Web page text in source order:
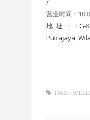
/
营业时间：
地址：LG-
Putrajaya,
TAGS :